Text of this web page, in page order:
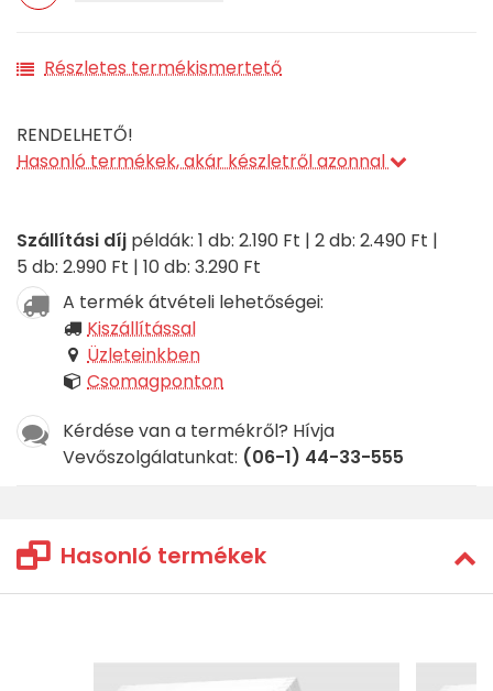
Részletes termékismertető
RENDELHETŐ!
Hasonló termékek, akár készletről azonnal
Szállítási díj példák: 1 db: 2.190 Ft | 2 db: 2.490 Ft |
5 db: 2.990 Ft | 10 db: 3.290 Ft
A termék átvételi lehetőségei:
Kiszállítással
Üzleteinkben
Csomagponton
Kérdése van a termékről? Hívja
Vevőszolgálatunkat: (06-1) 44-33-555
Hasonló termékek